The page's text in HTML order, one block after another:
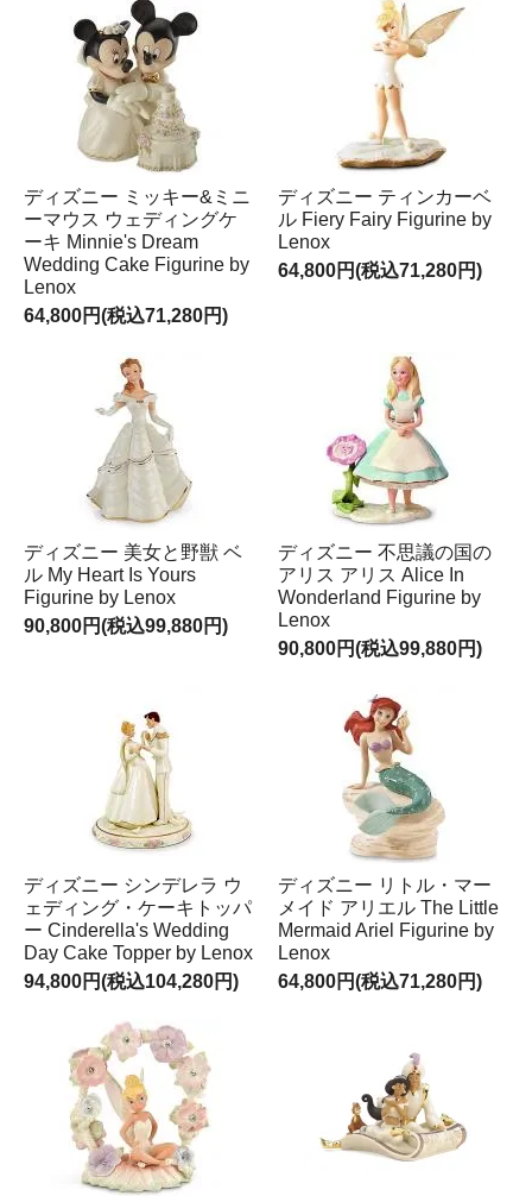
ディズニー ミッキー&ミニ
ーマウス ウェディングケ
ーキ Minnie's Dream
Wedding Cake Figurine by
Lenox
64,800円(税込71,280円)
ディズニー ティンカーベ
ル Fiery Fairy Figurine by
Lenox
64,800円(税込71,280円)
ディズニー 美女と野獣 ベ
ル My Heart Is Yours
Figurine by Lenox
90,800円(税込99,880円)
ディズニー 不思議の国の
アリス アリス Alice In
Wonderland Figurine by
Lenox
90,800円(税込99,880円)
ディズニー シンデレラ ウ
ェディング・ケーキトッパ
ー Cinderella's Wedding
Day Cake Topper by Lenox
94,800円(税込104,280円)
ディズニー リトル・マー
メイド アリエル The Little
Mermaid Ariel Figurine by
Lenox
64,800円(税込71,280円)